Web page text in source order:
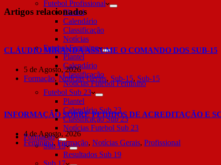
Futebol Profissional
Plantel
Calendário
Classificação
Notícias
Futebol Feminino
Plantel
Calendário
Classificação
Notícias Futebol Feminino
Futebol Sub 23
Plantel
Calendário Sub 23
Classificação Sub 23
Notícias Futebol Sub 23
Formação
Sub 19
Resultados Sub 19
Sub 17
Artigos relacionados
CLÁUDIO MIRANDA ASSUME O COMANDO DOS SUB-15
5 de Agosto, 2026
Formação,Notícias Gerais, Sub-15, Sub-15
INFORMAÇÃO SOBRE PEDIDOS DE ACREDITAÇÃO E
4 de Agosto, 2026
Feminino, Formação, Notícias Gerais, Profissional